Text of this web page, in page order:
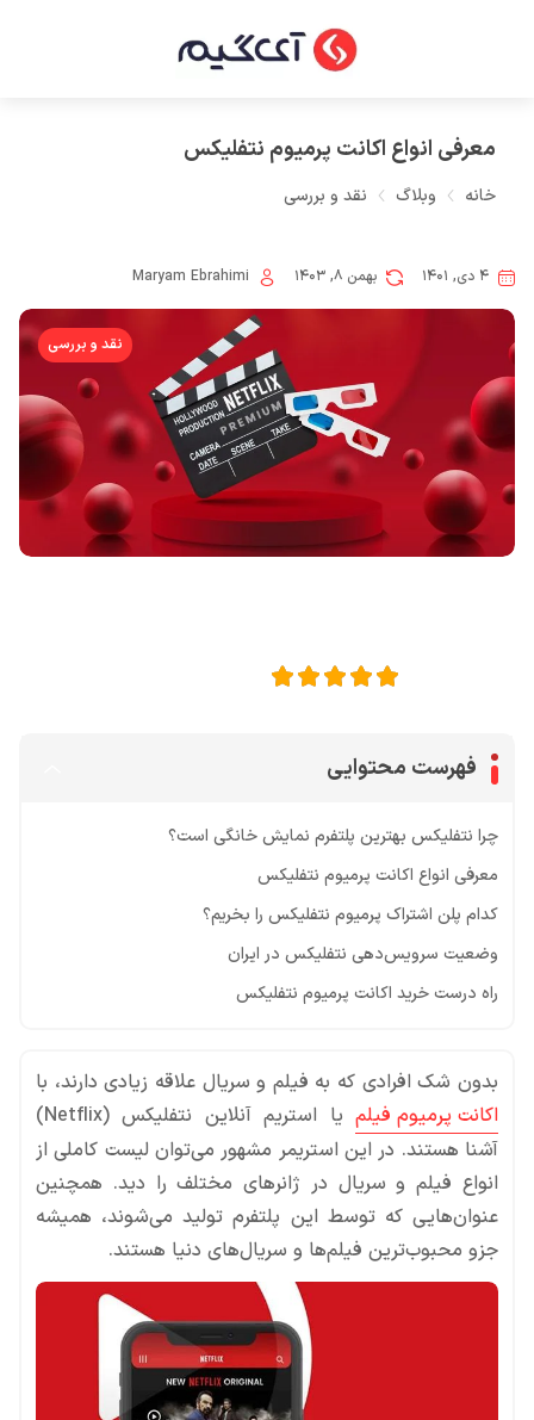
معرفی انواع اکانت پرمیوم نتفلیکس
خانه وبلاگ نقد و بررسی
۴ دی, ۱۴۰۱ بهمن ۸, ۱۴۰۳ Maryam Ebrahimi
نقد و بررسی
فهرست محتوایی
چرا نتفلیکس بهترین پلتفرم نمایش خانگی است؟
معرفی انواع اکانت پرمیوم نتفلیکس
کدام پلن اشتراک پرمیوم نتفلیکس را بخریم؟
وضعیت سرویس‌دهی نتفلیکس در ایران
راه درست خرید اکانت پرمیوم نتفلیکس
بدون شک افرادی که به فیلم و سریال علاقه زیادی دارند، با
اکانت پرمیوم فیلم
یا استریم آنلاین نتفلیکس (Netflix)
آشنا هستند. در این استریمر مشهور می‌توان لیست کاملی از
انواع فیلم و سریال در ژانرهای مختلف را دید. همچنین
عنوان‌هایی که توسط این پلتفرم تولید می‌شوند، همیشه
جزو محبوب‌ترین فیلم‌ها و سریال‌های دنیا هستند.